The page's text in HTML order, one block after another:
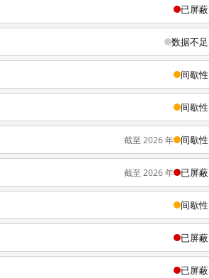
已屏蔽
数据不足
间歇性
间歇性
截至 2026 年 间歇性
截至 2026 年 已屏蔽
间歇性
已屏蔽
已屏蔽